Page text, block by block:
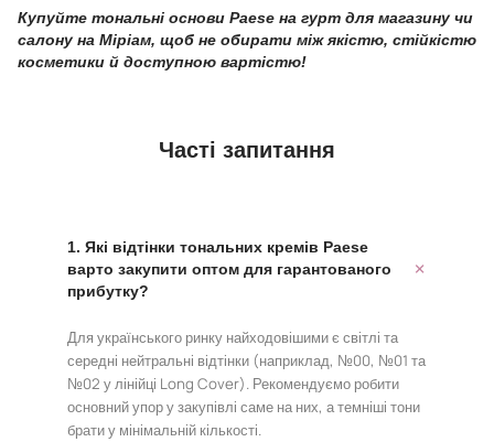
Купуйте тональні основи Paese на гурт для магазину чи
салону на Міріам, щоб не обирати між якістю, стійкістю
косметики й доступною вартістю!
Часті запитання
1. Які відтінки тональних кремів Paese
варто закупити оптом для гарантованого
прибутку?
Для українського ринку найходовішими є світлі та
середні нейтральні відтінки (наприклад, №00, №01 та
№02 у лінійці Long Cover). Рекомендуємо робити
основний упор у закупівлі саме на них, а темніші тони
брати у мінімальній кількості.